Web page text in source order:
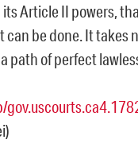
Article II powers,
be done. It takes
path of perfect